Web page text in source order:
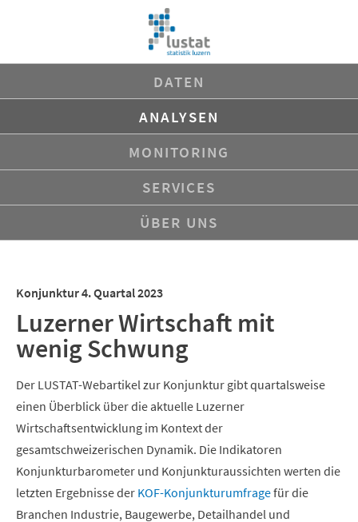
DATEN
ANALYSEN
MONITORING
SERVICES
ÜBER UNS
Konjunktur 4. Quartal 2023
Luzerner Wirtschaft mit
wenig Schwung
Der LUSTAT-Webartikel zur Konjunktur gibt quartalsweise
einen Überblick über die aktuelle Luzerner
Wirtschaftsentwicklung im Kontext der
gesamtschweizerischen Dynamik. Die Indikatoren
Konjunkturbarometer und Konjunkturaussichten werten die
letzten Ergebnisse der KOF-Konjunkturumfragefür die
Branchen Industrie, Baugewerbe, Detailhandel und